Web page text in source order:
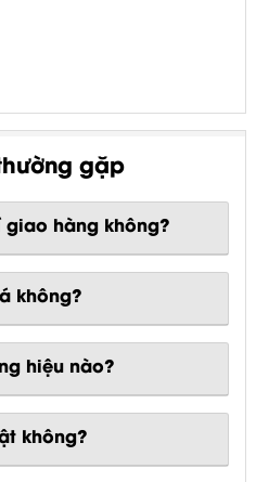
gặp
hàng không?
không?
hiệu nào?
không?